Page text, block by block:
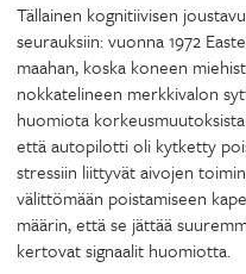
Tällainen kognitiivisen
seurauksiin: vuonna 1972
maahan, koska koneen
nokkatelineen merkkivalon
huomiota
että autopilotti oli kytketty
stressiin liittyvät aivojen
välittömään poistamiseen
määrin, että se jättää
kertovat signaalit huomiotta.